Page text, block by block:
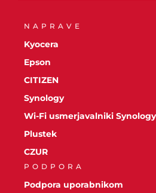
NAPRAVE
Kyocera
Epson
CITIZEN
Synology
Wi-Fi usmerjavalniki Synology
Plustek
CZUR
PODPORA
Podpora uporabnikom